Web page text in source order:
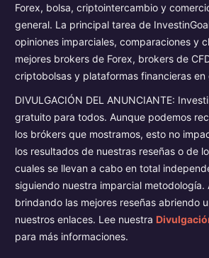
Forex, bolsa, criptointercambio y
general. La principal tarea de
opiniones imparciales, comparaciones y
mejores brokers de Forex, brokers de
criptobolsas y plataformas financieras en
DIVULGACIÓN DEL ANUNCIANTE:
gratuito para todos. Aunque podemos
los brókers que mostramos, esto no
los resultados de nuestras reseñas o de
cuales se llevan a cabo en total
siguiendo nuestra imparcial metodología.
brindando las mejores reseñas abriendo
nuestros enlaces. Lee nuestra
para más informaciones.